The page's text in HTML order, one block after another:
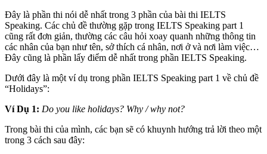
Đây là phần thi nói dễ nhất trong 3 phần của bài thi IELTS
Speaking. Các chủ đề thường gặp trong IELTS Speaking part 1
cũng rất đơn giản, thường các câu hỏi xoay quanh những thông tin
các nhân của bạn như tên, sở thích cá nhân, nơi ở và nơi làm việc…
Đây cũng là phần lấy điểm dễ nhất trong phần IELTS Speaking.
Dưới đây là một ví dụ trong phần IELTS Speaking part 1 về chủ đề
“Holidays”:
Ví Dụ 1: Do you like holidays? Why / why not?
Trong bài thi của mình, các bạn sẽ có khuynh hướng trả lời theo một
trong 3 cách sau đây: